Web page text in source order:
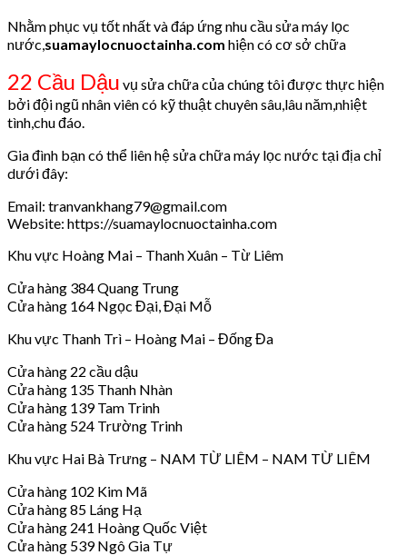
Nhằm phục vụ tốt nhất và đáp ứng nhu cầu sửa máy lọc
nước, suamaylocnuoctainha.com hiện có cơ sở chữa
22 Cầu Dậu vụ sửa chữa của chúng tôi được thực hiện
bởi đội ngũ nhân viên có kỹ thuật chuyên sâu,lâu năm,nhiệt
tình,chu đáo.
Gia đình bạn có thể liên hệ sửa chữa máy lọc nước tại địa chỉ
dưới đây:
Email: tranvankhang79@gmail.com
Website: https://suamaylocnuoctainha.com
Khu vực Hoàng Mai – Thanh Xuân – Từ Liêm
Cửa hàng 384 Quang Trung
Cửa hàng 164 Ngọc Đại, Đại Mỗ
Khu vực Thanh Trì – Hoàng Mai – Đống Đa
Cửa hàng 22 cầu dậu
Cửa hàng 135 Thanh Nhàn
Cửa hàng 139 Tam Trinh
Cửa hàng 524 Trường Trinh
Khu vực Hai Bà Trưng – NAM TỪ LIÊM – NAM TỪ LIÊM
Cửa hàng 102 Kim Mã
Cửa hàng 85 Láng Hạ
Cửa hàng 241 Hoàng Quốc Việt
Cửa hàng 539 Ngô Gia Tự